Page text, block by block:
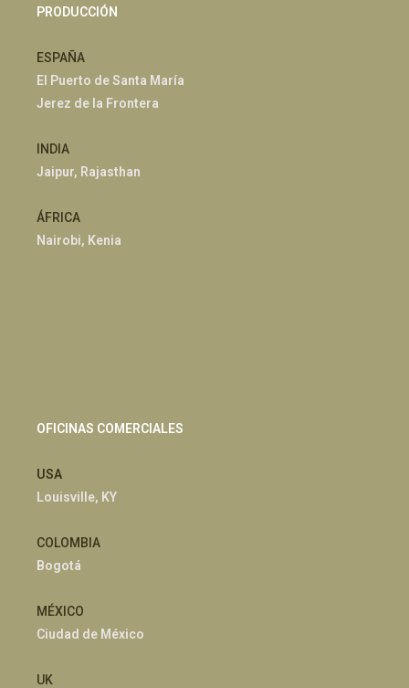
PRODUCCIÓN
ESPAÑA
El Puerto de Santa María
Jerez de la Frontera
INDIA
Jaipur, Rajasthan
ÁFRICA
Nairobi, Kenia
OFICINAS COMERCIALES
USA
Louisville, KY
COLOMBIA
Bogotá
MÉXICO
Ciudad de México
UK